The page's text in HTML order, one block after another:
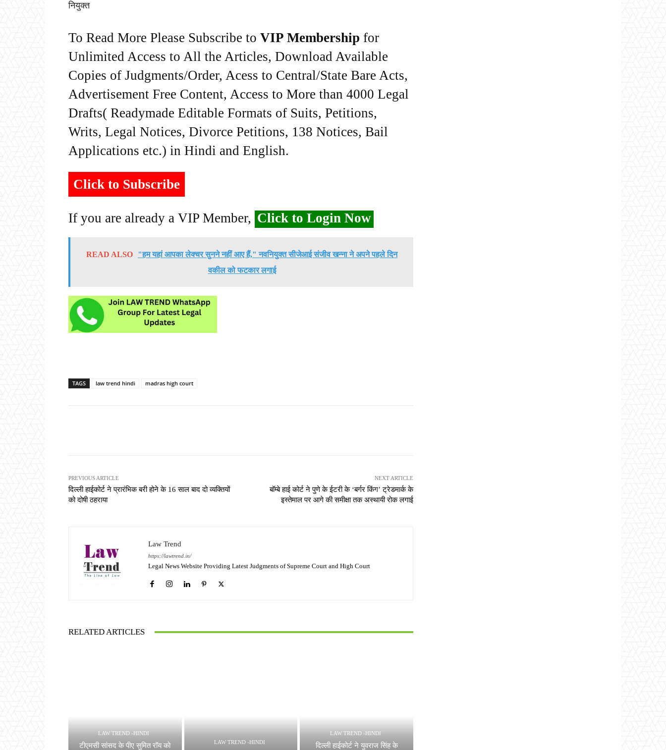
नियुक्त
To Read More Please Subscribe to VIP Membership for
Unlimited Access to All the Articles, Download Available
Copies of Judgments/Order, Acess to Central/State Bare Acts,
Advertisement Free Content, Access to More than 4000 Legal
Drafts( Readymade Editable Formats of Suits, Petitions,
Writs, Legal Notices, Divorce Petitions, 138 Notices, Bail
Applications etc.) in Hindi and English.
Click to Subscribe
If you are already a VIP Member, Click to Login Now
READ ALSO
"हम यहां आपका लेक्चर सुनने नहीं आए हैं," नवनियुक्त सीजेआई संजीव खन्ना ने अपने पहले दिन
वकील को फटकार लगाई
TAGS law trend hindi madras high court
PREVIOUS ARTICLE
दिल्ली हाईकोर्ट ने प्रारंभिक बरी होने के 16 साल बाद दो व्यक्तियों
को दोषी ठहराया
NEXT ARTICLE
बॉम्बे हाई कोर्ट ने पुणे के ईटरी के ‘बर्गर किंग’ ट्रेडमार्क के
इस्तेमाल पर आगे की समीक्षा तक अस्थायी रोक लगाई
Law Trend
https://lawtrend.in/
Legal News Website Providing Latest Judgments of Supreme Court and High Court
RELATED ARTICLES
LAW TREND -HINDI
टीएमसी सांसद के पीए सुमित रॉय को LAW TREND -HINDI
LAW TREND -HINDI
दिल्ली हाईकोर्ट ने युवराज सिंह के